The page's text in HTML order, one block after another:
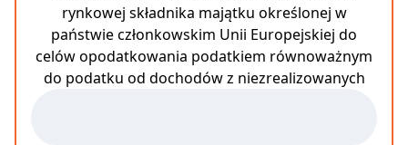
rynkowej składnika majątku określonej w
państwie członkowskim Unii Europejskiej do
celów opodatkowania podatkiem równoważnym
do podatku od dochodów z niezrealizowanych